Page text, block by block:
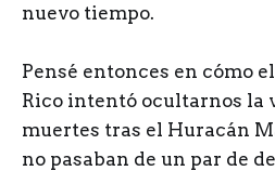
nuevo tiempo.
Pensé entonces en cómo
Rico intentó ocultarnos la
muertes tras el Huracán
no pasaban de un par de